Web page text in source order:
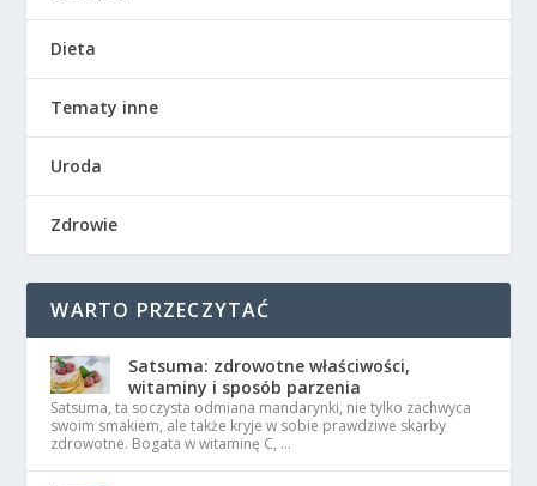
Dieta
Tematy inne
Uroda
Zdrowie
WARTO PRZECZYTAĆ
Satsuma: zdrowotne właściwości,
witaminy i sposób parzenia
Satsuma, ta soczysta odmiana mandarynki, nie tylko zachwyca
swoim smakiem, ale także kryje w sobie prawdziwe skarby
zdrowotne. Bogata w witaminę C, …